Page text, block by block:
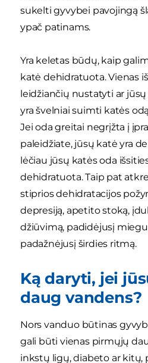
sukelti gyvybei pavojingą
ypač patinams.
Yra keletas būdų, kaip
katė dehidratuota. Vienas
leidžiančių nustatyti ar
yra švelniai suimti katės
Jei oda greitai negrįžta į
paleidžiate, jūsų katė yra
lėčiau jūsų katės oda
dehidratuota. Taip pat
stiprios dehidratacijos
depresiją, apetito stoką,
džiūvimą, padidėjusį
padažnėjusį širdies ritmą.
Ką daryti, jei
daug vandens?
Nors vanduo būtinas
gali būti vienas pirmųjų
inkstų ligų, diabeto ar kitų,